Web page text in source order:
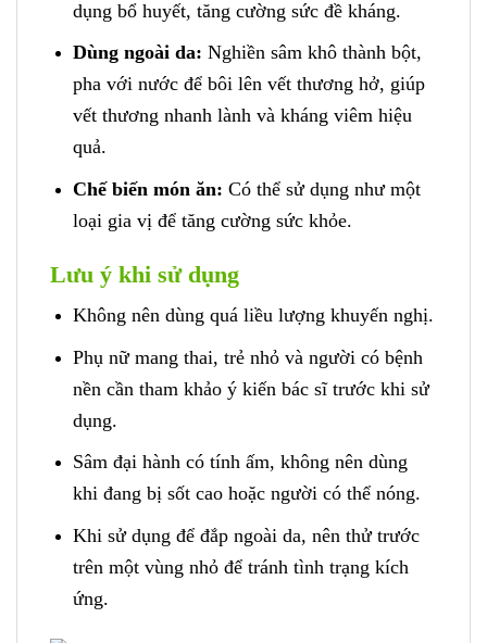
dụng bổ huyết, tăng cường sức đề kháng.
Dùng ngoài da: Nghiền sâm khô thành bột,
pha với nước để bôi lên vết thương hở, giúp
vết thương nhanh lành và kháng viêm hiệu
quả.
Chế biến món ăn: Có thể sử dụng như một
loại gia vị để tăng cường sức khỏe.
Lưu ý khi sử dụng
Không nên dùng quá liều lượng khuyến nghị.
Phụ nữ mang thai, trẻ nhỏ và người có bệnh
nền cần tham khảo ý kiến bác sĩ trước khi sử
dụng.
Sâm đại hành có tính ấm, không nên dùng
khi đang bị sốt cao hoặc người có thể nóng.
Khi sử dụng để đắp ngoài da, nên thử trước
trên một vùng nhỏ để tránh tình trạng kích
ứng.